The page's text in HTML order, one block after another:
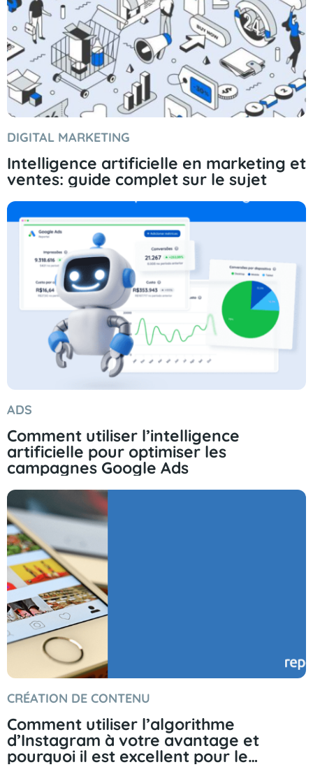
DIGITAL MARKETING
Intelligence artificielle en marketing et
ventes: guide complet sur le sujet
ADS
Comment utiliser l’intelligence
artificielle pour optimiser les
campagnes Google Ads
CRÉATION DE CONTENU
Comment utiliser l’algorithme
d’Instagram à votre avantage et
pourquoi il est excellent pour le